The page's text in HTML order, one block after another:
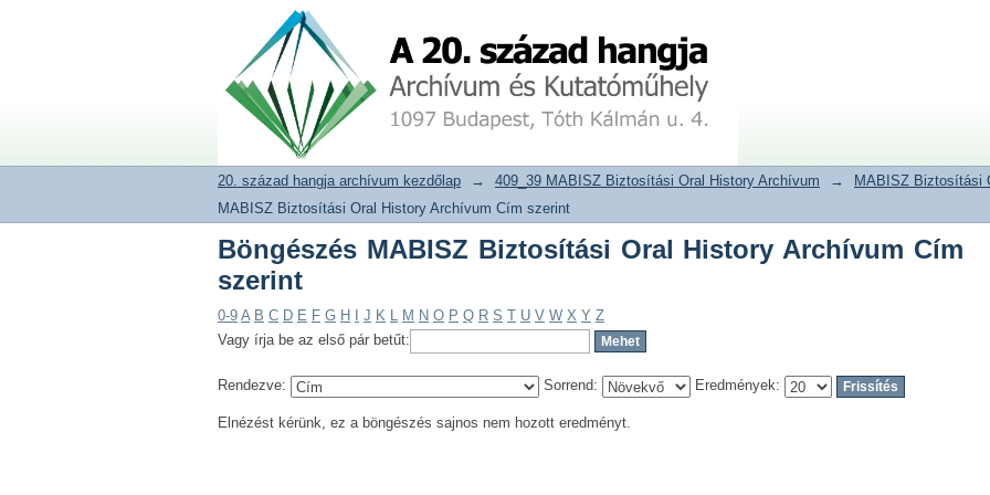
Böngészés MABISZ Biztosítási Oral History Archívum Cím
20. század hangja archívum adattár
20. század hangja archívum kezdőlap → 409_39 MABISZ Biztosítási Oral History Archívum → MABISZ Biztosítási
MABISZ Biztosítási Oral History Archívum Cím szerint
Böngészés MABISZ Biztosítási Oral History Archívum Cím
szerint
0-9 A B C D E F G H J K L M N O P Q R S T U V W X Y Z
Vagy írja be az első pár betűt:
Rendezve: Sorrend: Eredmények:
Elnézést kérünk, ez a böngészés sajnos nem hozott eredményt.